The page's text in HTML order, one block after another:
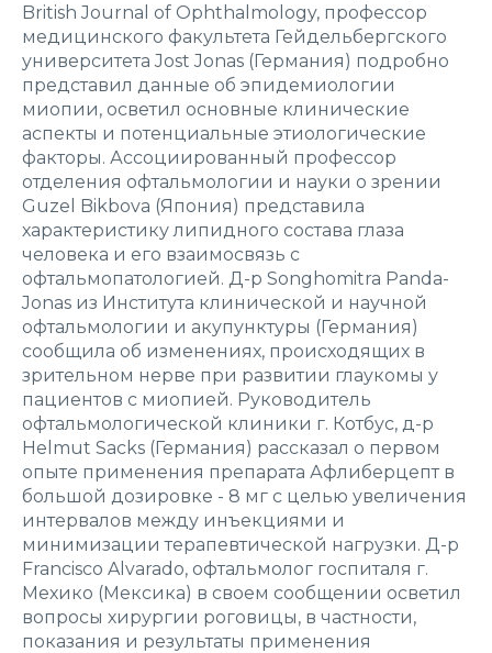
British Journal of Ophthalmology, профессор
медицинского факультета Гейдельбергского
университета Jost Jonas (Германия) подробно
представил данные об эпидемиологии
миопии, осветил основные клинические
аспекты и потенциальные этиологические
факторы. Ассоциированный профессор
отделения офтальмологии и науки о зрении
Guzel Bikbova (Япония) представила
характеристику липидного состава глаза
человека и его взаимосвязь с
офтальмопатологией. Д-р Songhomitra Panda-
Jonas из Института клинической и научной
офтальмологии и акупунктуры (Германия)
сообщила об изменениях, происходящих в
зрительном нерве при развитии глаукомы у
пациентов с миопией. Руководитель
офтальмологической клиники г. Котбус, д-р
Helmut Sacks (Германия) рассказал о первом
опыте применения препарата Афлиберцепт в
большой дозировке - 8 мг с целью увеличения
интервалов между инъекциями и
минимизации терапевтической нагрузки. Д-р
Francisco Alvarado, офтальмолог госпиталя г.
Мехико (Мексика) в своем сообщении осветил
вопросы хирургии роговицы, в частности,
показания и результаты применения